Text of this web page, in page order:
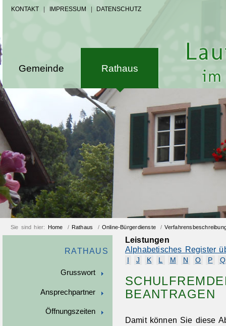
KONTAKT IMPRESSUM DATENSCHUTZ
Gemeinde Rathaus
Sie sind hier: Home / Rathaus / Online-Bürgerdienste /
RATHAUS
Grusswort
Ansprechpartner
Öffnungszeiten
Leistungen
Alphabetisches Register
J K L M N O P Q
BEANTRAGEN
Damit können Sie diese